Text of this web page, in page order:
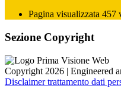
Pagina visualizzata 457
Sezione Copyright
Copyright 2026 | Engineered
Disclaimer trattamento dati